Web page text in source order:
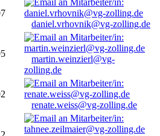
daniel.vrhovnik@vg-zolling.de
martin.weinzierl@vg-
zolling.de
renate.weiss@vg-zolling.de